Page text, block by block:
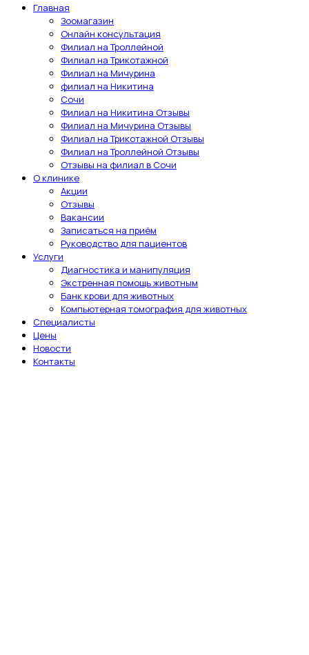
Главная
Зоомагазин
Онлайн консультация
Филиал на Троллейной
Филиал на Трикотажной
Филиал на Мичурина
филиал на Никитина
Сочи
Филиал на Никитина Отзывы
Филиал на Мичурина Отзывы
Филиал на Трикотажной Отзывы
Филиал на Троллейной Отзывы
Отзывы на филиал в Сочи
О клинике
Акции
Отзывы
Вакансии
Записаться на приём
Руководство для пациентов
Услуги
Диагностика и манипуляция
Экстренная помощь животным
Банк крови для животных
Компьютерная томография для животных
Специалисты
Цены
Новости
Контакты